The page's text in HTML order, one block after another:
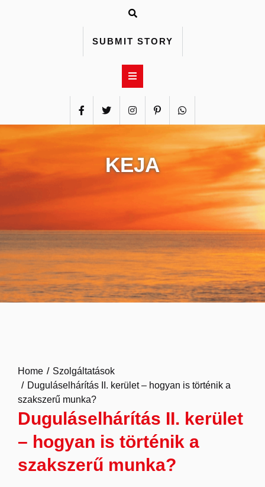
SUBMIT STORY
KEJA
Home
Szolgáltatások
Duguláselhárítás II. kerület – hogyan is történik a
szakszerű munka?
Duguláselhárítás II. kerület
– hogyan is történik a
szakszerű munka?